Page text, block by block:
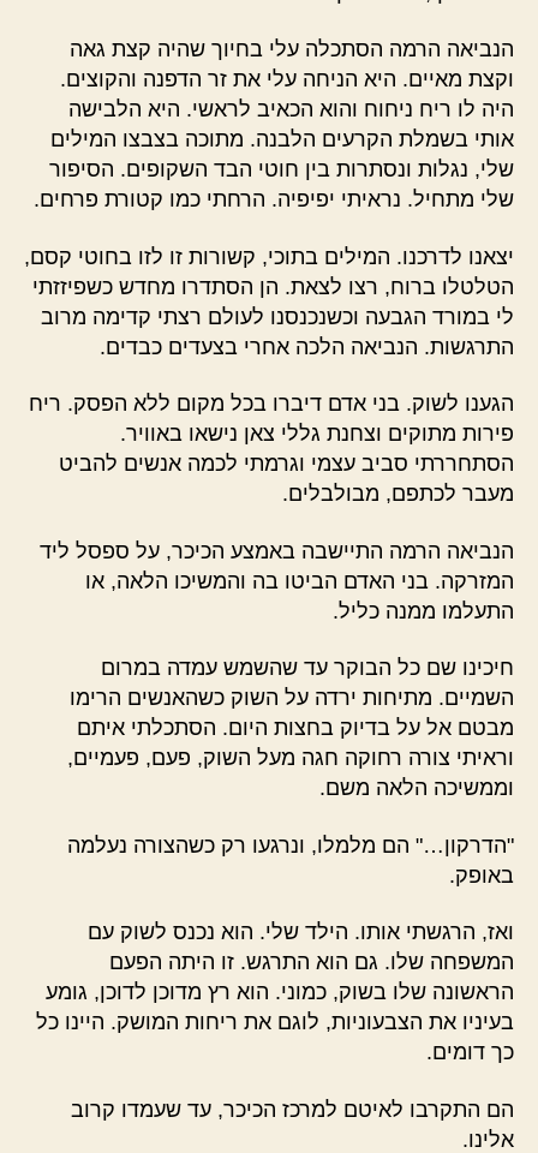
הנביאה הרמה הסתכלה עלי בחיוך שהיה קצת גאה
וקצת מאיים. היא הניחה עלי את זר הדפנה והקוצים.
היה לו ריח ניחוח והוא הכאיב לראשי. היא הלבישה
אותי בשמלת הקרעים הלבנה. מתוכה בצבצו המילים
שלי, נגלות ונסתרות בין חוטי הבד השקופים. הסיפור
שלי מתחיל. נראיתי יפיפיה. הרחתי כמו קטורת פרחים.
יצאנו לדרכנו. המילים בתוכי, קשורות זו לזו בחוטי קסם,
הטלטלו ברוח, רצו לצאת. הן הסתדרו מחדש כשפיזזתי
לי במורד הגבעה וכשנכנסנו לעולם רצתי קדימה מרוב
התרגשות. הנביאה הלכה אחרי בצעדים כבדים.
הגענו לשוק. בני אדם דיברו בכל מקום ללא הפסק. ריח
פירות מתוקים וצחנת גללי צאן נישאו באוויר.
הסתחררתי סביב עצמי וגרמתי לכמה אנשים להביט
מעבר לכתפם, מבולבלים.
הנביאה הרמה התיישבה באמצע הכיכר, על ספסל ליד
המזרקה. בני האדם הביטו בה והמשיכו הלאה, או
התעלמו ממנה כליל.
חיכינו שם כל הבוקר עד שהשמש עמדה במרום
השמיים. מתיחות ירדה על השוק כשהאנשים הרימו
מבטם אל על בדיוק בחצות היום. הסתכלתי איתם
וראיתי צורה רחוקה חגה מעל השוק, פעם, פעמיים,
וממשיכה הלאה משם.
"הדרקון…" הם מלמלו, ונרגעו רק כשהצורה נעלמה
באופק.
ואז, הרגשתי אותו. הילד שלי. הוא נכנס לשוק עם
המשפחה שלו. גם הוא התרגש. זו היתה הפעם
הראשונה שלו בשוק, כמוני. הוא רץ מדוכן לדוכן, גומע
בעיניו את הצבעוניות, לוגם את ריחות המושק. היינו כל
כך דומים.
הם התקרבו לאיטם למרכז הכיכר, עד שעמדו קרוב
אלינו.